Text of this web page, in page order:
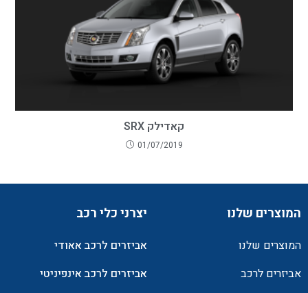
קאדילק SRX
01/07/2019
המוצרים שלנו
המוצרים שלנו
אביזרים לרכב
יצרני כלי רכב
אביזרים לרכב אאודי
אביזרים לרכב אינפיניטי